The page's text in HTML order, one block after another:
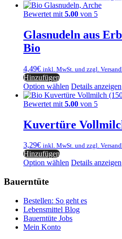
Bewertet mit 5.00 von 5
Glasnudeln aus
Bio
4,49€ inkl. MwSt. und zzgl.
Hinzufügen
Option wählen Details anzeigen
Bewertet mit 5.00 von 5
Kuvertüre
3,29€ inkl. MwSt. und zzgl.
Hinzufügen
Option wählen Details anzeigen
Bauerntüte
Bestellen: So geht es
Lebensmittel Blog
Bauerntüte Jobs
Mein Konto